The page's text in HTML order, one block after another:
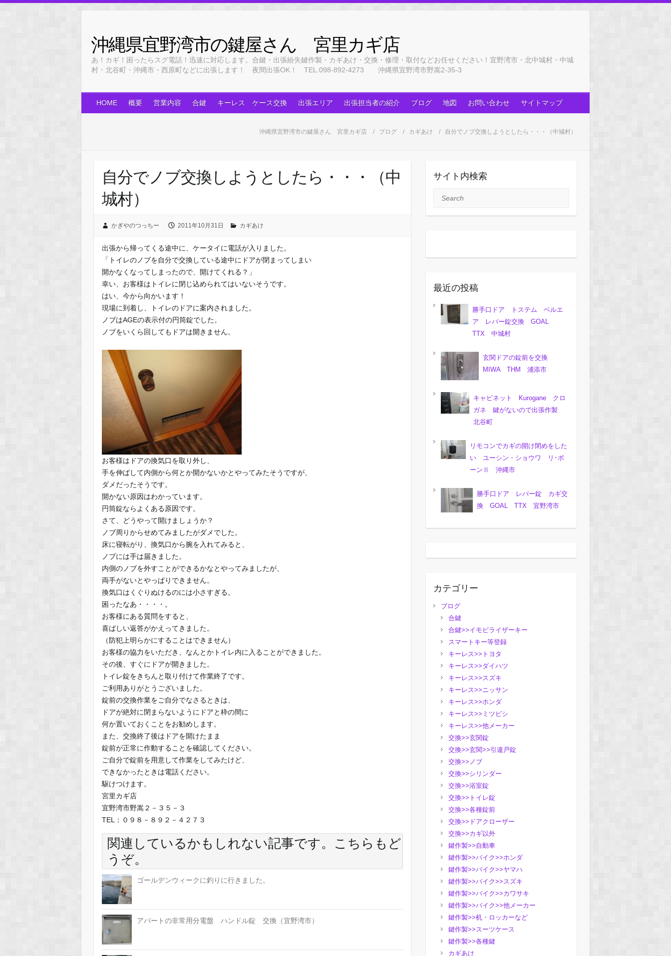
content
沖縄県宜野湾市の鍵屋さん 宮里カギ店
あ！カギ！困ったらスグ電話！迅速に対応します。合鍵・出張紛失鍵作製・カギあけ・交換・修理・取付などお任せください！宜野湾市・北中城村・中城
村・北谷町・沖縄市・西原町などに出張します！ 夜間出張OK！ TEL.098-892-4273 沖縄県宜野湾市野嵩2-35-3
HOME 概要 営業内容 合鍵 キーレス ケース交換 出張エリア 出張担当者の紹介 ブログ 地図 お問い合わせ サイトマップ
沖縄県宜野湾市の鍵屋さん 宮里カギ店 ブログ カギあけ 自分でノブ交換しようとしたら・・・（中城村）
自分でノブ交換しようとしたら・・・（中
城村）
かぎやのつっちー 2011年10月31日 カギあけ
出張から帰ってくる途中に、ケータイに電話が入りました。
「トイレのノブを自分で交換している途中にドアが閉まってしまい
開かなくなってしまったので、開けてくれる？」
幸い、お客様はトイレに閉じ込められてはいないそうです。
はい、今から向かいます！
現場に到着し、トイレのドアに案内されました。
ノブはAGEの表示付の円筒錠でした。
ノブをいくら回してもドアは開きません。
お客様はドアの換気口を取り外し、
手を伸ばして内側から何とか開かないかとやってみたそうですが、
ダメだったそうです。
開かない原因はわかっています。
円筒錠ならよくある原因です。
さて、どうやって開けましょうか？
ノブ周りからせめてみましたがダメでした。
床に寝転がり、換気口から腕を入れてみると、
ノブには手は届きました。
内側のノブを外すことができるかなとやってみましたが、
両手がないとやっぱりできません。
換気口はくぐりぬけるのには小さすぎる。
困ったなあ・・・・。
お客様にある質問をすると、
喜ばしい返答がかえってきました。
（防犯上明らかにすることはできません）
お客様の協力をいただき、なんとかトイレ内に入ることができました。
その後、すぐにドアが開きました。
トイレ錠をきちんと取り付けて作業終了です。
ご利用ありがとうございました。
錠前の交換作業をご自分でなさるときは、
ドアが絶対に閉まらないようにドアと枠の間に
何か置いておくことをお勧めします。
また、交換終了後はドアを開けたまま
錠前が正常に作動することを確認してください。
ご自分で錠前を用意して作業をしてみたけど、
できなかったときは電話ください。
駆けつけます。
宮里カギ店
宜野湾市野嵩２－３５－３
TEL：０９８－８９２－４２７３
関連しているかもしれない記事です。こちらもど
うぞ。
ゴールデンウィークに釣りに行きました。
アパートの非常用分電盤 ハンドル錠 交換（宜野湾市）
サイト内検索
Search
最近の投稿
勝手口ドア トステム ベルエ
ア レバー錠交換 GOAL
TTX 中城村
玄関ドアの錠前を交換
MIWA THM 浦添市
キャビネット Kurogane クロ
ガネ 鍵がないので出張作製
北谷町
リモコンでカギの開け閉めをした
い ユーシン・ショウワ リ･ボ
ーンⅡ 沖縄市
勝手口ドア レバー錠 カギ交
換 GOAL TTX 宜野湾市
カテゴリー
ブログ
合鍵
合鍵>>イモビライザーキー
スマートキー等登録
キーレス>>トヨタ
キーレス>>ダイハツ
キーレス>>スズキ
キーレス>>ニッサン
キーレス>>ホンダ
キーレス>>ミツビシ
キーレス>>他メーカー
交換>>玄関錠
交換>>玄関>>引違戸錠
交換>>ノブ
交換>>シリンダー
交換>>浴室錠
交換>>トイレ錠
交換>>各種錠前
交換>>ドアクローザー
交換>>カギ以外
鍵作製>>自動車
鍵作製>>バイク>>ホンダ
鍵作製>>バイク>>ヤマハ
鍵作製>>バイク>>スズキ
鍵作製>>バイク>>カワサキ
鍵作製>>バイク>>他メーカー
鍵作製>>机・ロッカーなど
鍵作製>>スーツケース
鍵作製>>各種鍵
カギあけ